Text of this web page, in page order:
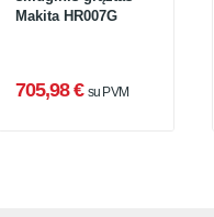
Makita HR007G
705,98 € su PVM